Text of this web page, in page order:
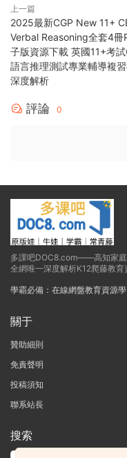
上一篇
2025最新CGP New 11+
Verbal Reasoning全套4冊
子版資源下載 英國11+考
語言推理測試專業輔導複
深度解析
評論 0
多課吧DOC8.com——高知家
全網唯一深度解析K12爬藤教
學霸必備：在線網盤教育資源
關于
贊助細則
免責聲明
投稿須知
聯系站長
搜索